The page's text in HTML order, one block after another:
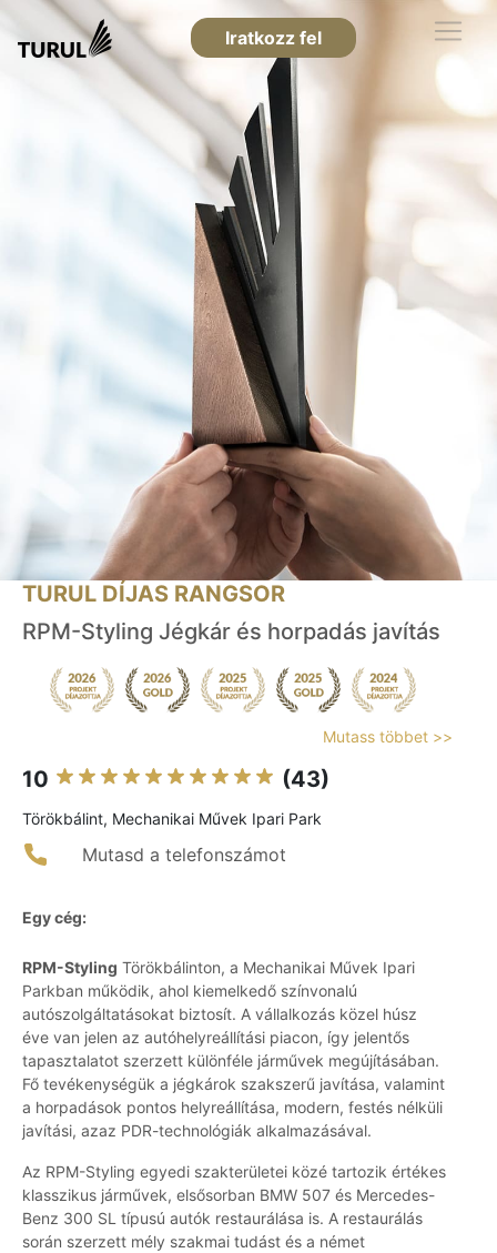
Iratkozz fel
TURUL DÍJAS RANGSOR
RPM-Styling Jégkár és horpadás javítás
Mutass többet >>
10 (43)
Törökbálint, Mechanikai Művek Ipari Park
Mutasd a telefonszámot
Egy cég:
RPM-Styling Törökbálinton, a Mechanikai Művek Ipari
Parkban működik, ahol kiemelkedő színvonalú
autószolgáltatásokat biztosít. A vállalkozás közel húsz
éve van jelen az autóhelyreállítási piacon, így jelentős
tapasztalatot szerzett különféle járművek megújításában.
Fő tevékenységük a jégkárok szakszerű javítása, valamint
a horpadások pontos helyreállítása, modern, festés nélküli
javítási, azaz PDR-technológiák alkalmazásával.
Az RPM-Styling egyedi szakterületei közé tartozik értékes
klasszikus járművek, elsősorban BMW 507 és Mercedes-
Benz 300 SL típusú autók restaurálása is. A restaurálás
során szerzett mély szakmai tudást és a német